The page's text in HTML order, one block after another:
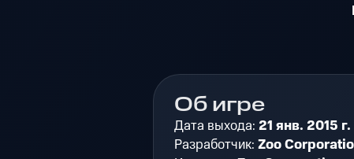
Об игре
Дата выхода: 21 янв. 2015 г.
Разработчик: Zoo